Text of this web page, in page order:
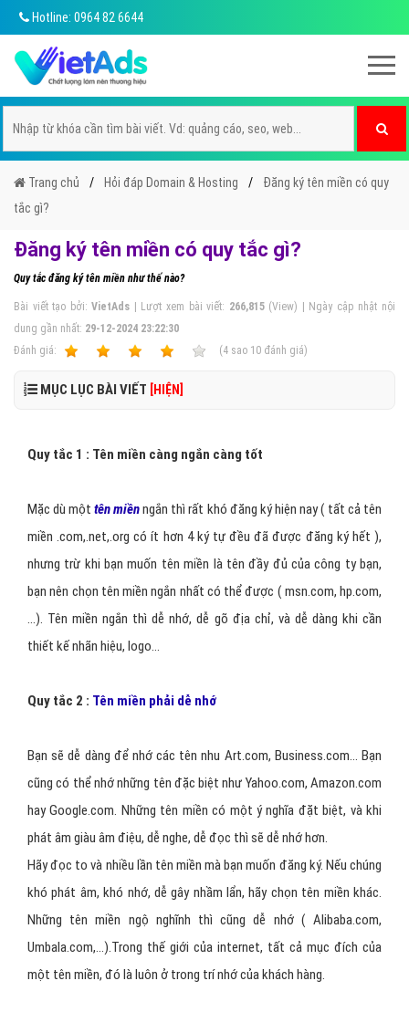
Hotline: 0964 82 6644
Trang chủ Hỏi đáp Domain & Hosting
Đăng ký tên miền có quy
tắc gì?
Đăng ký tên miền có quy tắc gì?
Quy tắc đăng ký tên miền như thế nào?
Bài viết tạo bởi:VietAds | Lượt xem bài viết: 266,815(View) | Ngày cập nhật nội
dung gần nhất: 29-12-2024 23:22:30
Ðánh giá:
(4 sao 10 đánh giá)
MỤC LỤC BÀI VIẾT [HIỆN]
Quy tắc 1 : Tên miền càng ngắn càng tốt
Mặc dù mộttên miềnngắn thì rất khó đăng ký hiện nay ( tất cả tên
miền .com,.net,.org có ít hơn 4 ký tự đều đã được đăng ký hết ),
nhưng trừ khi bạn muốn tên miền là tên đầy đủ của công ty bạn,
bạn nên chọn tên miền ngắn nhất có thể được ( msn.com, hp.com,
...). Tên miền ngắn thì dễ nhớ, dễ gõ địa chỉ, và dễ dàng khi cần
thiết kế nhãn hiệu, logo...
Quy tắc 2 : Tên miền phải dễ nhớ
Bạn sẽ dễ dàng để nhớ các tên nhu Art.com, Business.com... Bạn
cũng có thể nhớ những tên đặc biệt như Yahoo.com, Amazon.com
hay Google.com. Những tên miền có một ý nghĩa đặt biệt, và khi
phát âm giàu âm điệu, dễ nghe, dễ đọc thì sẽ dễ nhớ hơn.
Hãy đọc to và nhiều lần tên miền mà bạn muốn đăng ký. Nếu chúng
khó phát âm, khó nhớ, dễ gây nhầm lẩn, hãy chọn tên miền khác.
Những tên miền ngộ nghĩnh thì cũng dễ nhớ ( Alibaba.com,
Umbala.com,...).Trong thế giới của internet, tất cả mục đích của
một tên miền, đó là luôn ở trong trí nhớ của khách hàng.